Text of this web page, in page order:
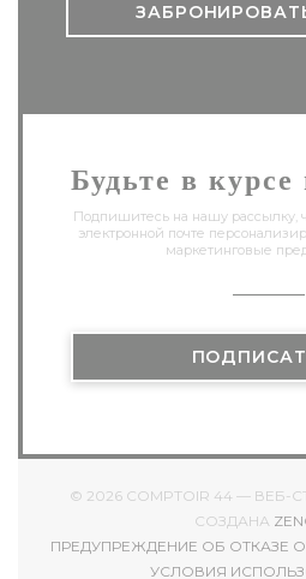
Будьте в курсе
Подпишитесь на нашу рассылку,
электронной почте
маркетинговые
© 2026 COMPTOIR 44 —
СОЗДАНА
ПРЕДУПРЕЖДЕНИЕ ОБ ОТКАЗЕ
УСЛОВИЯ